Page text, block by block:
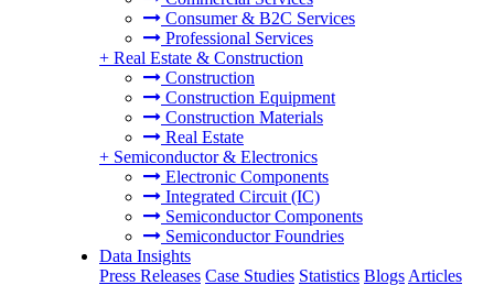
Consumer & B2C Services
Professional Services
+ Real Estate & Construction
Construction
Construction Equipment
Construction Materials
Real Estate
+ Semiconductor & Electronics
Electronic Components
Integrated Circuit (IC)
Semiconductor Components
Semiconductor Foundries
Data Insights
Press Releases Case Studies Statistics Blogs Articles